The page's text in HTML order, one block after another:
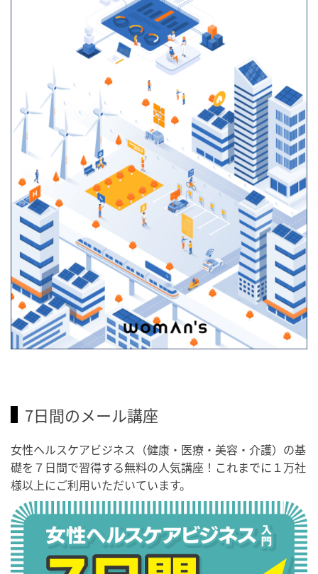
7日間のメール講座
女性ヘルスケアビジネス（健康・医療・美容・介護）の基
礎を７日間で習得する無料の人気講座！これまでに１万社
様以上にご利用いただいています。